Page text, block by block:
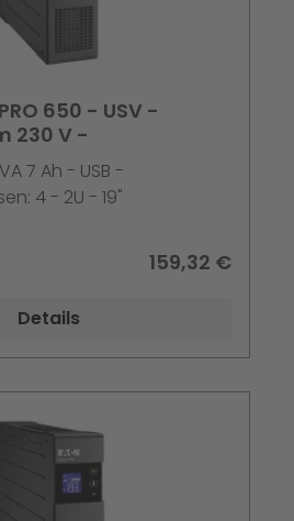
650 - USV -
230 V -
7 Ah - USB -
4 - 2U - 19"
159,32 €
Details